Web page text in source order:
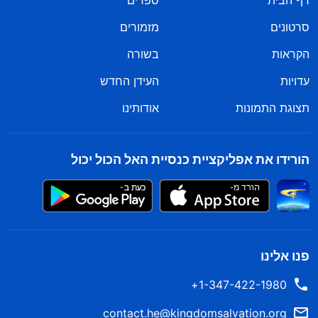
סרטונים
מזמורים
הקראות
בשורה
עדויות
העידן החדש
תצוגת התמונות
אודותינו
הורידו את אפליקציית כנסיית האל הכול יכול
פנו אלינו
1-347-422-1980+
contact.he@kingdomsalvation.org